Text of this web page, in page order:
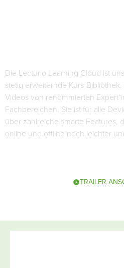
TRAILER
Die Lecturio Learning Cloud ist
stetig erweiternde Kurs-
Videos von renommierten
Fachbereichen. Sie ist für alle
über zahlreiche smarte Features,
online und offline noch leichter